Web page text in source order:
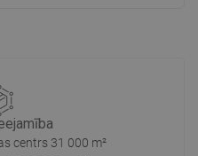
centrs 31 000 m²